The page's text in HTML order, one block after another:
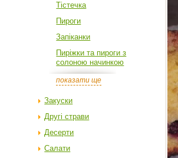
Тістечка
Пироги
Запіканки
Пиріжки та пироги з
солоною начинкою
показати ще
Закуски
Другі страви
Десерти
Салати